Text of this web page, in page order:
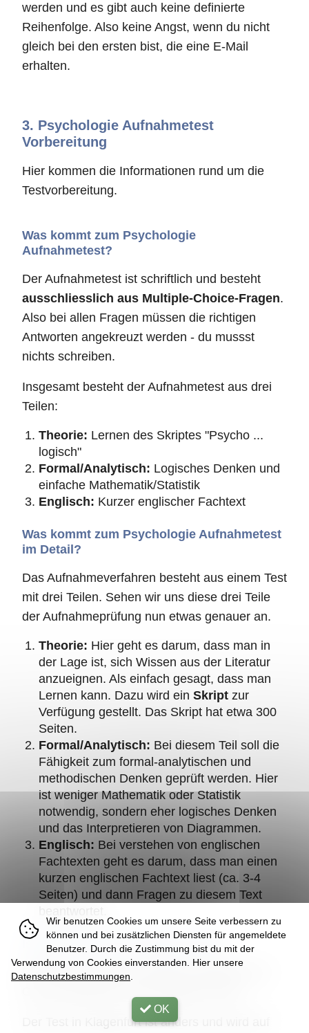
werden und es gibt auch keine definierte
Reihenfolge. Also keine Angst, wenn du nicht
gleich bei den ersten bist, die eine E-Mail
erhalten.
3. Psychologie Aufnahmetest
Vorbereitung
Hier kommen die Informationen rund um die
Testvorbereitung.
Was kommt zum Psychologie
Aufnahmetest?
Der Aufnahmetest ist schriftlich und besteht
ausschliesslich aus Multiple-Choice-Fragen.
Also bei allen Fragen müssen die richtigen
Antworten angekreuzt werden - du mussst
nichts schreiben.
Insgesamt besteht der Aufnahmetest aus drei
Teilen:
Theorie: Lernen des Skriptes "Psycho ...
logisch"
Formal/Analytisch: Logisches Denken und
einfache Mathematik/Statistik
Englisch: Kurzer englischer Fachtext
Was kommt zum Psychologie Aufnahmetest
im Detail?
Das Aufnahmeverfahren besteht aus einem Test
mit drei Teilen. Sehen wir uns diese drei Teile
der Aufnahmeprüfung nun etwas genauer an.
Theorie: Hier geht es darum, dass man in
der Lage ist, sich Wissen aus der Literatur
anzueignen. Als einfach gesagt, dass man
Lernen kann. Dazu wird ein Skript zur
Verfügung gestellt. Das Skript hat etwa 300
Seiten.
Formal/Analytisch: Bei diesem Teil soll die
Fähigkeit zum formal-analytischen und
methodischen Denken geprüft werden. Hier
ist weniger Mathematik oder Statistik
notwendig, sondern eher logisches Denken
und das Interpretieren von Diagrammen.
Englisch: Bei verstehen von englischen
Fachtexten geht es darum, dass man einen
kurzen englischen Fachtext liest (ca. 3-4
Seiten) und dann Fragen zu diesem Text
Ist der Test in allen Städten gleich?
Der Test ist in Wien, Innsbruck, Salzburg und
Der Test in Klagenfurt ist anders und wird auf
Wir benutzen Cookies um unsere Seite verbessern zu
können und bei zusätzlichen Diensten für angemeldete
Benutzer. Durch die Zustimmung bist du mit der
Verwendung von Cookies einverstanden. Hier unsere
Datenschutzbestimmungen
OK